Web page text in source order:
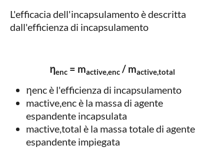
L'efficacia dell'incapsulamento è descritta
dall'efficienza di incapsulamento
ηenc= mactive,enc/ mactive,total
ηenc è l'efficienza di incapsulamento
mactive,enc è la massa di agente
espandente incapsulata
mactive,total è la massa totale di agente
espandente impiegata